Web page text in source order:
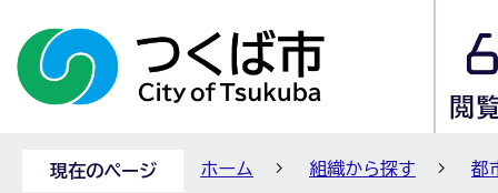
現在のページ ホーム 組織から探す 都